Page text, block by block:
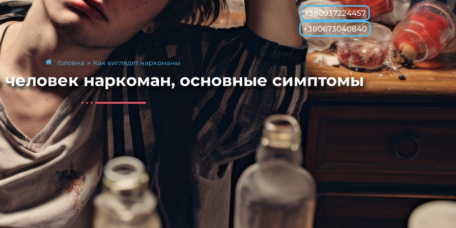
+380937224457
+380673040840
Головна » Как виглядят наркоманы
человек наркоман, основные симптомы